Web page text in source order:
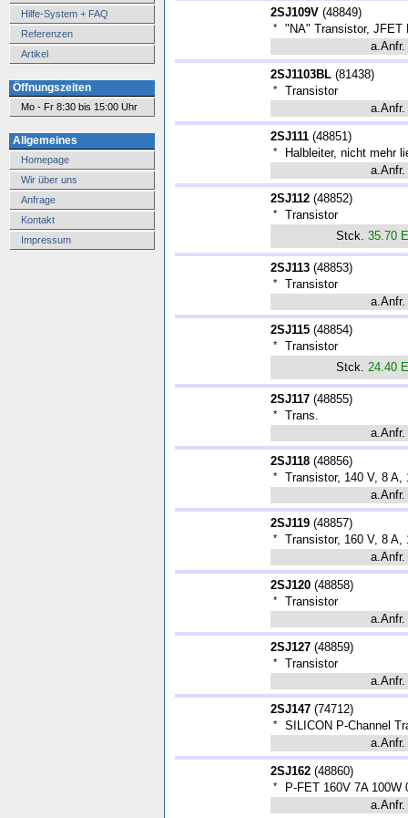
Hilfe-System + FAQ
Referenzen
Artikel
Öffnungszeiten
Mo - Fr 8:30 bis 15:00 Uhr
Allgemeines
Homepage
Wir über uns
Anfrage
Kontakt
Impressum
2SJ109V (48849)
*
"NA" Transistor, JFET
a.Anfr.
2SJ1103BL (81438)
*
Transistor
a.Anfr.
2SJ111 (48851)
*
Halbleiter, nicht mehr
a.Anfr.
2SJ112 (48852)
*
Transistor
Stck. 35.70
2SJ113 (48853)
*
Transistor
a.Anfr.
2SJ115 (48854)
*
Transistor
Stck. 24.40
2SJ117 (48855)
*
Trans.
a.Anfr.
2SJ118 (48856)
*
Transistor, 140 V, 8 A,
a.Anfr.
2SJ119 (48857)
*
Transistor, 160 V, 8 A,
a.Anfr.
2SJ120 (48858)
*
Transistor
a.Anfr.
2SJ127 (48859)
*
Transistor
a.Anfr.
2SJ147 (74712)
*
SILICON P-Channel
a.Anfr.
2SJ162 (48860)
*
P-FET 160V 7A 100W
a.Anfr.